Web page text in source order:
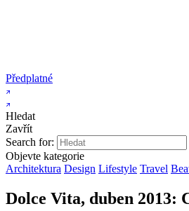
Předplatné
Hledat
Zavřít
Search for:
Objevte kategorie
Architektura Design Lifestyle Travel
Dolce Vita, duben 2013: